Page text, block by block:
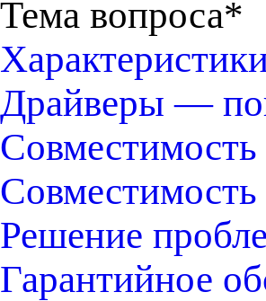
Тема вопроса*
Драйверы —
Решение
Гарантийное